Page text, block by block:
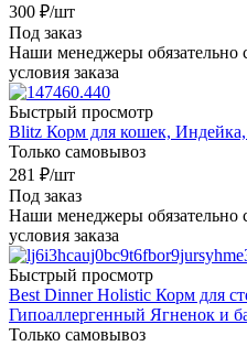
300 ₽/шт
Под заказ
Наши менеджеры обязательно
условия заказа
Быстрый просмотр
Blitz Корм для кошек, Индейка,
Только самовывоз
281 ₽/шт
Под заказ
Наши менеджеры обязательно
условия заказа
Быстрый просмотр
Best Dinner Holistic Корм для
Гипоаллергенный Ягненок и
Только самовывоз